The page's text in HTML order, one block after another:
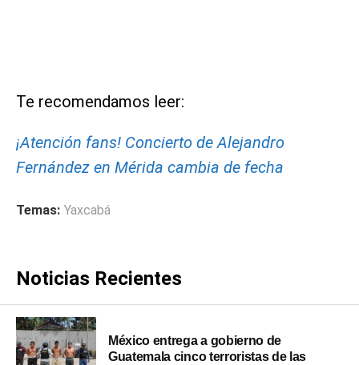
Te recomendamos leer:
¡Atención fans! Concierto de Alejandro
Fernández en Mérida cambia de fecha
Temas: Yaxcabá
Noticias Recientes
México entrega a gobierno de
Guatemala cinco terroristas de las